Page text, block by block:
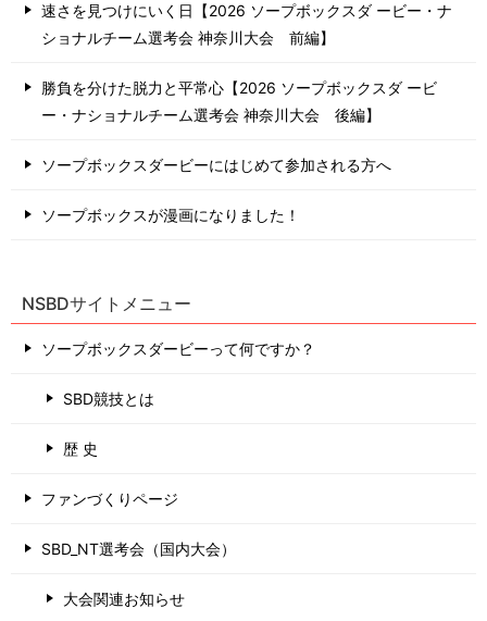
速さを見つけにいく日【2026 ソープボックスダ ービー・ナ
ショナルチーム選考会 神奈川⼤会 前編】
勝負を分けた脱力と平常心【2026 ソープボックスダ ービ
ー・ナショナルチーム選考会 神奈川⼤会 後編】
ソープボックスダービーにはじめて参加される方へ
ソープボックスが漫画になりました！
NSBDサイトメニュー
ソープボックスダービーって何ですか？
SBD競技とは
歴 史
ファンづくりページ
SBD_NT選考会（国内大会）
大会関連お知らせ